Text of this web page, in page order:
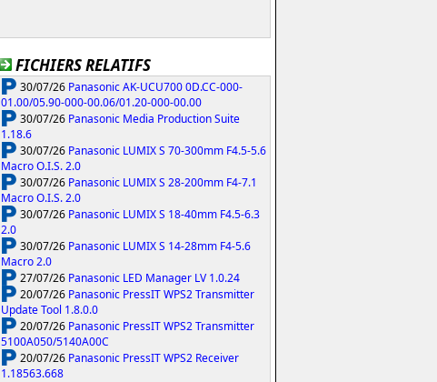
FICHIERS RELATIFS
30/07/26 Panasonic AK-UCU700 0D.CC-000-
01.00/05.90-000-00.06/01.20-000-00.00
30/07/26 Panasonic Media Production Suite
1.18.6
30/07/26 Panasonic LUMIX S 70-300mm F4.5-5.6
Macro O.I.S. 2.0
30/07/26 Panasonic LUMIX S 28-200mm F4-7.1
Macro O.I.S. 2.0
30/07/26 Panasonic LUMIX S 18-40mm F4.5-6.3
2.0
30/07/26 Panasonic LUMIX S 14-28mm F4-5.6
Macro 2.0
27/07/26 Panasonic LED Manager LV 1.0.24
20/07/26 Panasonic PressIT WPS2 Transmitter
Update Tool 1.8.0.0
20/07/26 Panasonic PressIT WPS2 Transmitter
5100A050/5140A00C
20/07/26 Panasonic PressIT WPS2 Receiver
1.18563.668